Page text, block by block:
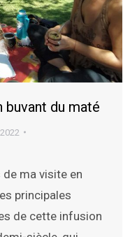
buvant du maté
ma visite en
principales
de cette infusion